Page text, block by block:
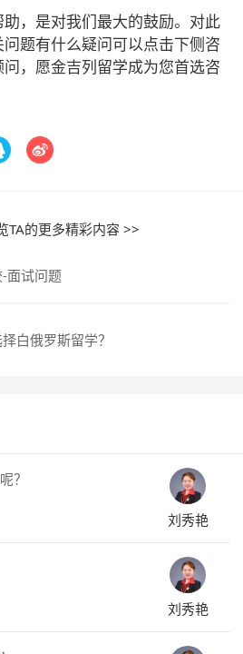
，是对我们最大的鼓励。对此
题有什么疑问可以点击下侧咨
，愿金吉列留学成为您首选咨
TA的更多精彩内容 >>
面试问题
白俄罗斯留学？
？
刘秀艳
刘秀艳